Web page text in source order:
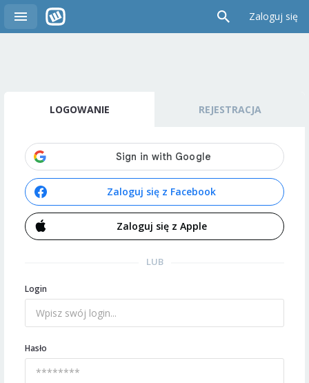
Zaloguj się
LOGOWANIE REJESTRACJA
Zaloguj się z Facebook
Zaloguj się z Apple
LUB
Login
Hasło